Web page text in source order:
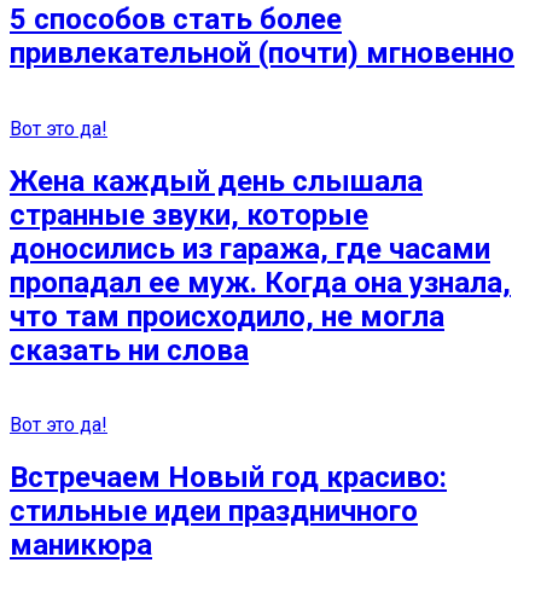
5 способов стать более
привлекательной (почти) мгновенно
Вот это да!
Жена каждый день слышала
странные звуки, которые
доносились из гаража, где часами
пропадал ее муж. Когда она узнала,
что там происходило, не могла
сказать ни слова
Вот это да!
Встречаем Новый год красиво:
стильные идеи праздничного
маникюра